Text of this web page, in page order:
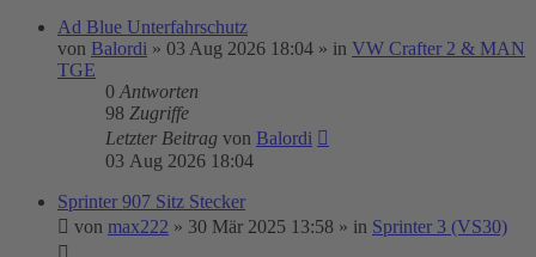
Ad Blue Unterfahrschutz
von Balordi » 03 Aug 2026 18:04 » in VW Crafter 2 & MAN
TGE
0 Antworten
98 Zugriffe
Letzter Beitrag von Balordi
03 Aug 2026 18:04
Sprinter 907 Sitz Stecker
von max222 » 30 Mär 2025 13:58 » in Sprinter 3 (VS30)